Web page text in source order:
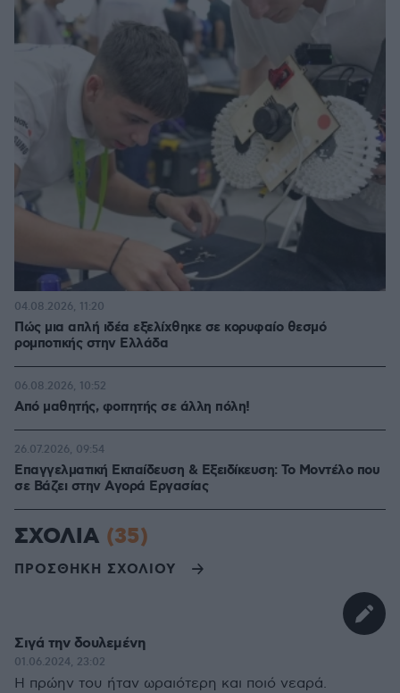
Πώς μια απλή ιδέα εξελίχθηκε σε κορυφαίο θεσμό
ρομποτικής στην Ελλάδα
04.08.2026, 11:20
Από μαθητής, φοιτητής σε άλλη πόλη!
06.08.2026, 10:52
Επαγγελματική Εκπαίδευση & Εξειδίκευση: Το Mοντέλο που
σε Bάζει στην Aγορά Eργασίας
26.07.2026, 09:54
ΣΧΟΛΙΑ (35)
ΠΡΟΣΘΗΚΗ ΣΧΟΛΙΟΥ
Σιγά την δουλεμένη
01.06.2024, 23:02
Η πρώην του ήταν ωραιότερη και ποιό νεαρά.